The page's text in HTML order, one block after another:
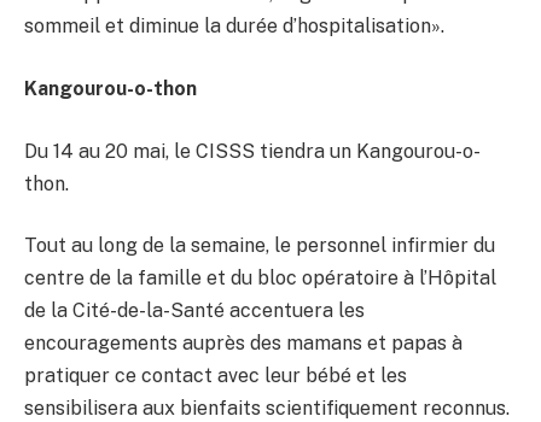
sommeil et diminue la durée d’hospitalisation».
Kangourou-o-thon
Du 14 au 20 mai, le CISSS tiendra un Kangourou-o-
thon.
Tout au long de la semaine, le personnel infirmier du
centre de la famille et du bloc opératoire à l’Hôpital
de la Cité-de-la-Santé accentuera les
encouragements auprès des mamans et papas à
pratiquer ce contact avec leur bébé et les
sensibilisera aux bienfaits scientifiquement reconnus.